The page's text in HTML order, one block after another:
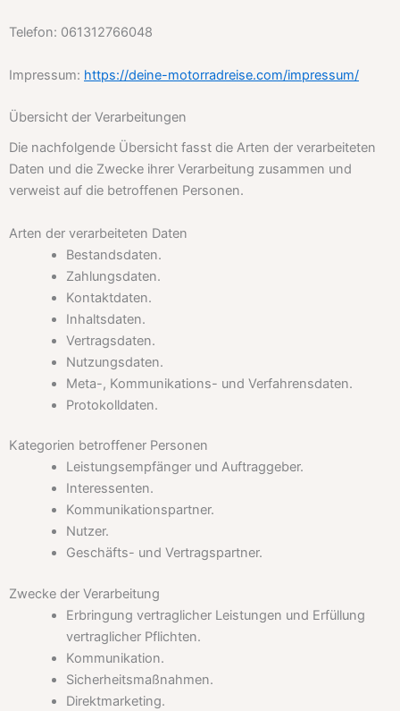
Telefon: 061312766048
Impressum: https://deine-motorradreise.com/impressum/
Übersicht der Verarbeitungen
Die nachfolgende Übersicht fasst die Arten der verarbeiteten
Daten und die Zwecke ihrer Verarbeitung zusammen und
verweist auf die betroffenen Personen.
Arten der verarbeiteten Daten
Bestandsdaten.
Zahlungsdaten.
Kontaktdaten.
Inhaltsdaten.
Vertragsdaten.
Nutzungsdaten.
Meta-, Kommunikations- und Verfahrensdaten.
Protokolldaten.
Kategorien betroffener Personen
Leistungsempfänger und Auftraggeber.
Interessenten.
Kommunikationspartner.
Nutzer.
Geschäfts- und Vertragspartner.
Zwecke der Verarbeitung
Erbringung vertraglicher Leistungen und Erfüllung
vertraglicher Pflichten.
Kommunikation.
Sicherheitsmaßnahmen.
Direktmarketing.